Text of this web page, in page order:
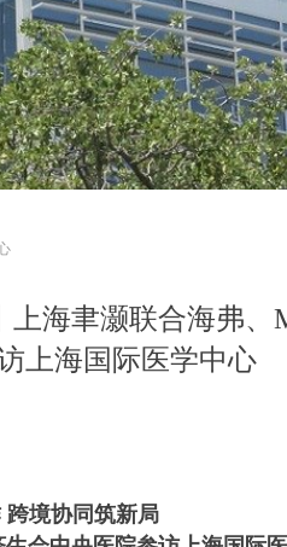
海聿灏联合海弗、
上海国际医学中心
跨境协同筑新局